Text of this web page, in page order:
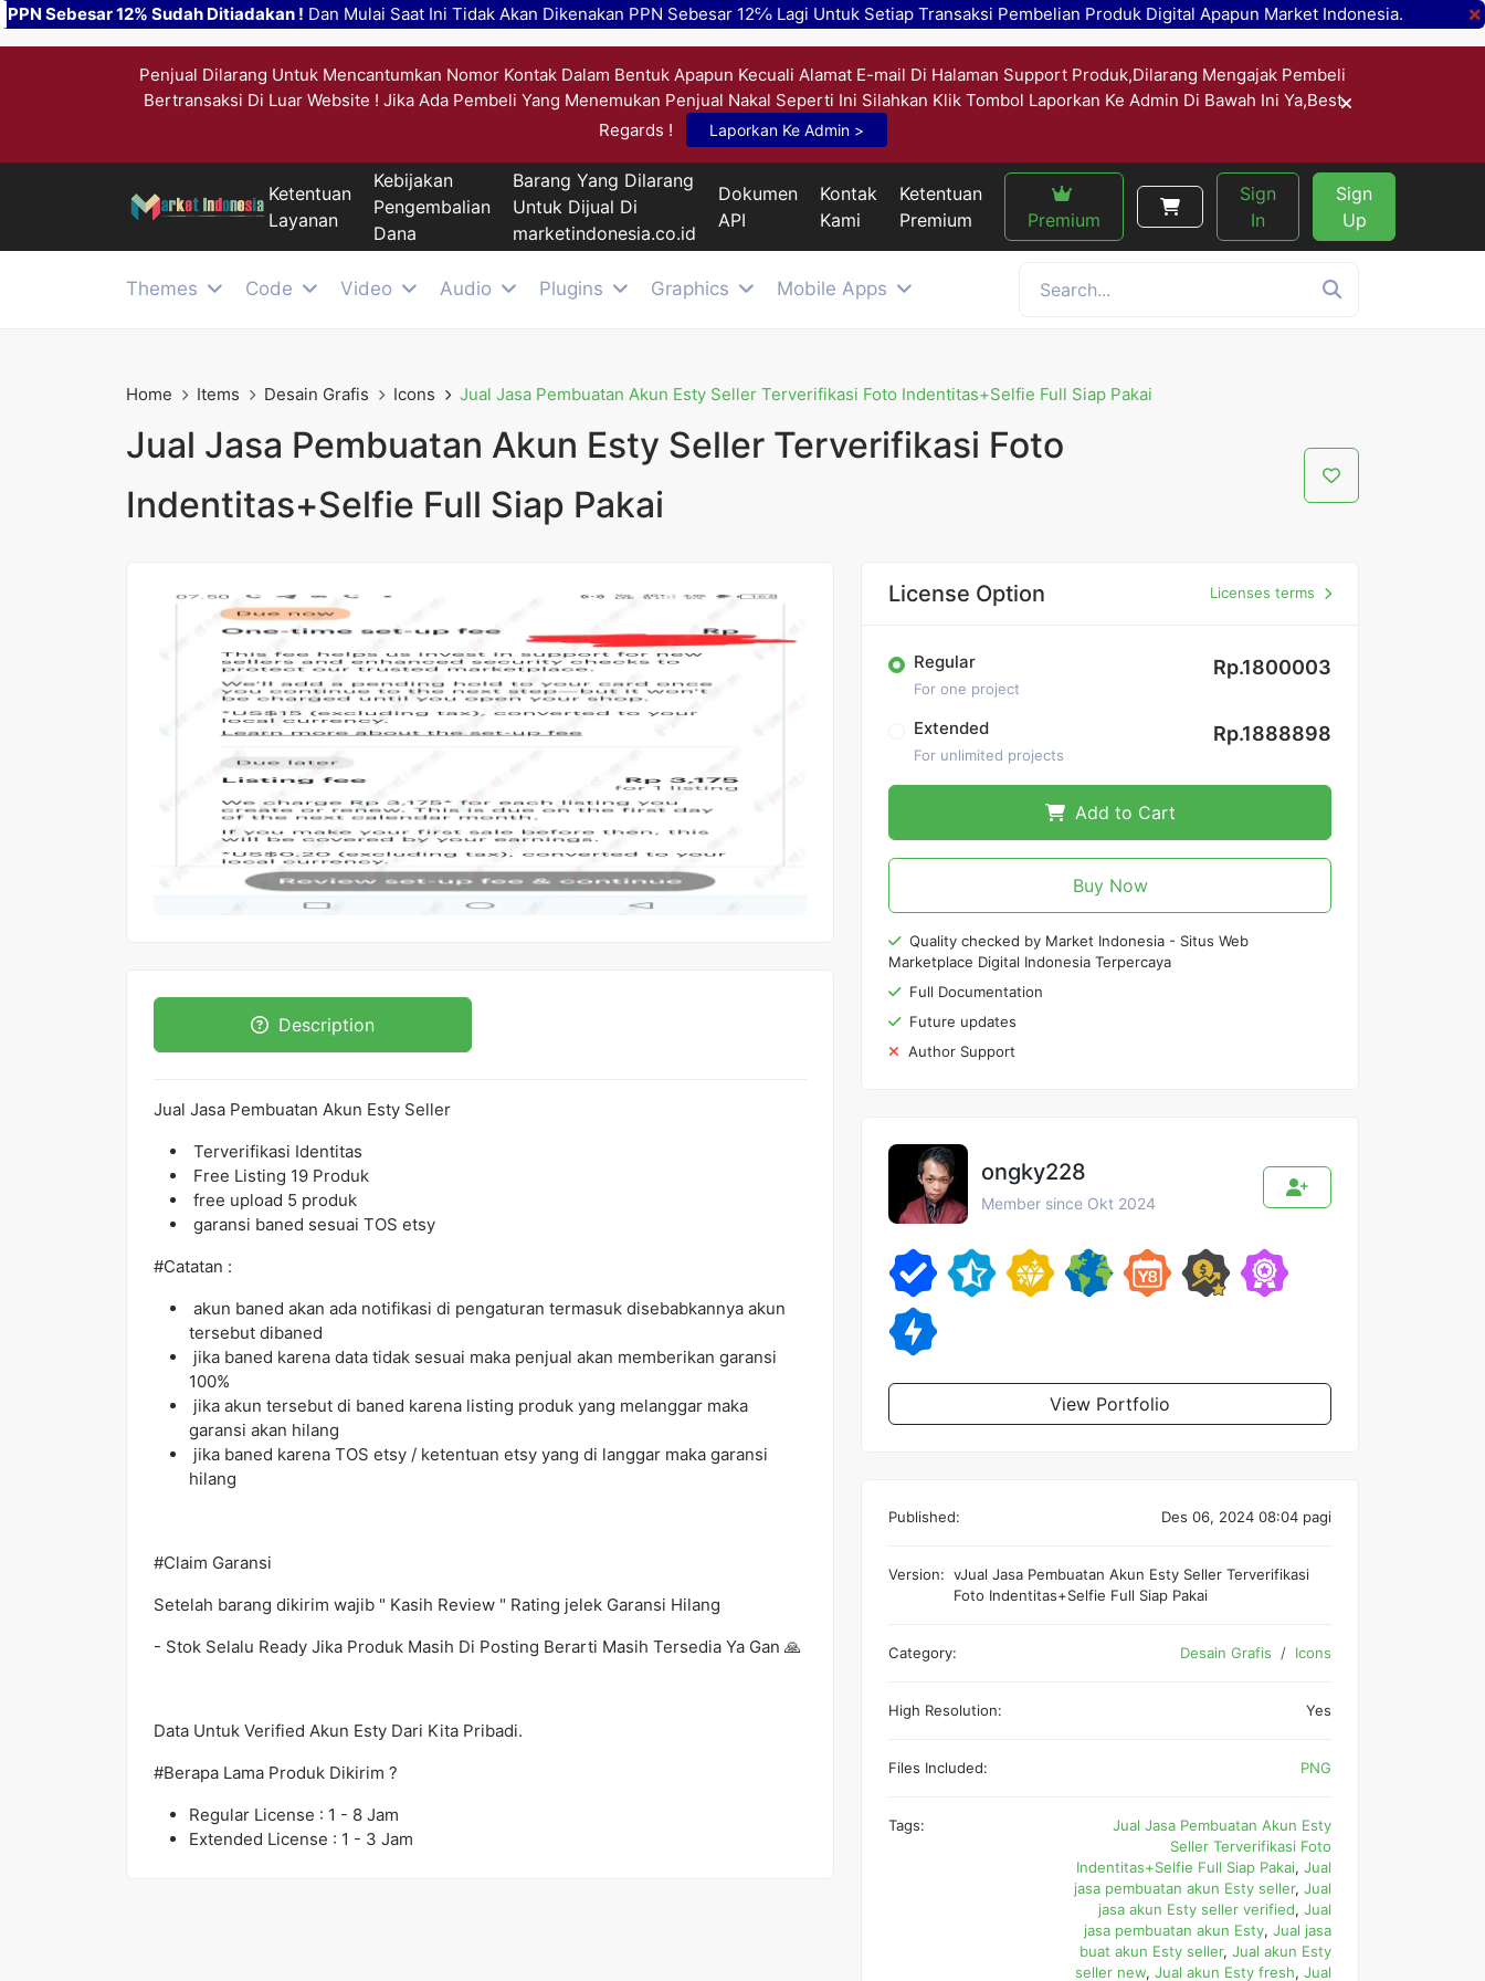
×
PPN Sebesar 12% Sudah Ditiadakan ! Dan Mulai Saat Ini Tidak Akan Dikenakan PPN Sebesar 12℅ Lagi Untuk Setiap Transaksi Pembelian Produk Digital Apapun Market Indonesia.
Penjual Dilarang Untuk Mencantumkan Nomor Kontak Dalam Bentuk Apapun Kecuali Alamat E-mail Di Halaman Support Produk,Dilarang Mengajak Pembeli
Bertransaksi Di Luar Website ! Jika Ada Pembeli Yang Menemukan Penjual Nakal Seperti Ini Silahkan Klik Tombol Laporkan Ke Admin Di Bawah Ini Ya,Best
Regards !
Laporkan Ke Admin >
Ketentuan
Layanan
Kebijakan
Pengembalian
Dana
Barang Yang Dilarang
Untuk Dijual Di
marketindonesia.co.id
Dokumen
API
Kontak
Kami
Ketentuan
Premium
Premium
Sign
In
Sign
Up
Themes Code Video Audio Plugins Graphics Mobile Apps
Home Items Desain Grafis Icons Jual Jasa Pembuatan Akun Esty Seller Terverifikasi Foto Indentitas+Selfie Full Siap Pakai
Jual Jasa Pembuatan Akun Esty Seller Terverifikasi Foto
Indentitas+Selfie Full Siap Pakai
Description
Jual Jasa Pembuatan Akun Esty Seller
Terverifikasi Identitas
Free Listing 19 Produk
free upload 5 produk
garansi baned sesuai TOS etsy
#Catatan :
akun baned akan ada notifikasi di pengaturan termasuk disebabkannya akun
tersebut dibaned
jika baned karena data tidak sesuai maka penjual akan memberikan garansi
100%
jika akun tersebut di baned karena listing produk yang melanggar maka
garansi akan hilang
jika baned karena TOS etsy / ketentuan etsy yang di langgar maka garansi
hilang
#Claim Garansi
Setelah barang dikirim wajib " Kasih Review " Rating jelek Garansi Hilang
- Stok Selalu Ready Jika Produk Masih Di Posting Berarti Masih Tersedia Ya Gan 🙏
Data Untuk Verified Akun Esty Dari Kita Pribadi.
#Berapa Lama Produk Dikirim ?
Regular License : 1 - 8 Jam
Extended License : 1 - 3 Jam
License Option Licenses terms
Regular
For one project
Rp.1800003
Extended
For unlimited projects
Rp.1888898
Add to Cart
Buy Now
Quality checked by Market Indonesia - Situs Web
Marketplace Digital Indonesia Terpercaya
Full Documentation
Future updates
Author Support
ongky228
Member since Okt 2024
View Portfolio
Published: Des 06, 2024 08:04 pagi
Version: vJual Jasa Pembuatan Akun Esty Seller Terverifikasi
Foto Indentitas+Selfie Full Siap Pakai
Category: Desain Grafis Icons
High Resolution: Yes
Files Included: PNG
Tags:
Jual Jasa Pembuatan Akun Esty
Seller Terverifikasi Foto
Indentitas+Selfie Full Siap Pakai, Jual
jasa pembuatan akun Esty seller, Jual
jasa akun Esty seller verified, Jual
jasa pembuatan akun Esty, Jual jasa
buat akun Esty seller, Jual akun Esty
seller new, Jual akun Esty fresh, Jual